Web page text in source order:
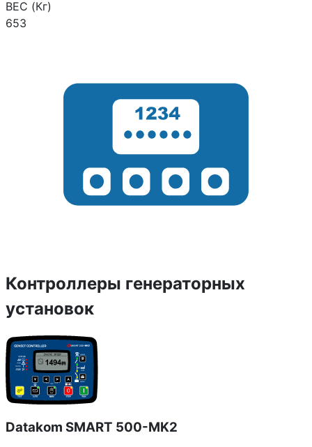
ВЕС (Кг)
653
Контроллеры генераторных
установок
Datakom SMART 500-MK2